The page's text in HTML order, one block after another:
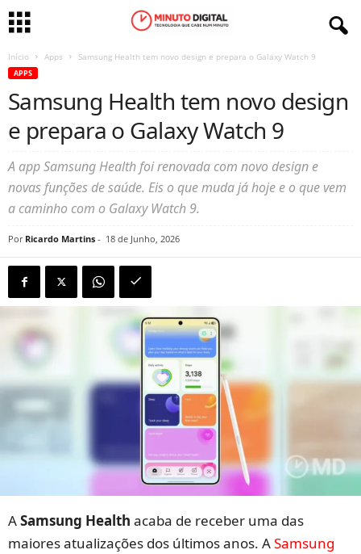
Início Apps Samsung Health tem novo design e prepara o Galaxy Watch 9
APPS
Samsung Health tem novo design
e prepara o Galaxy Watch 9
A app Samsung Health foi renovada com novo design e
novas funções de saúde. Eis o que muda já hoje e o que vem
a caminho com o Galaxy Watch 9.
Por Ricardo Martins - 18 de Junho, 2026
ASamsung Health acaba de receber uma das
maiores atualizações dos últimos anos. ASamsung